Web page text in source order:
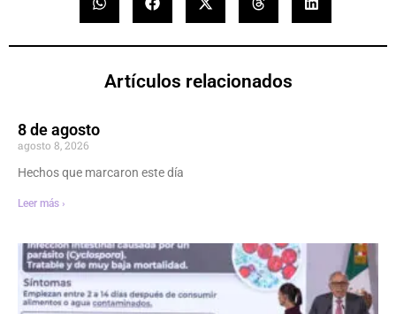
Artículos relacionados
8 de agosto
agosto 8, 2026
Hechos que marcaron este día
Leer más ›